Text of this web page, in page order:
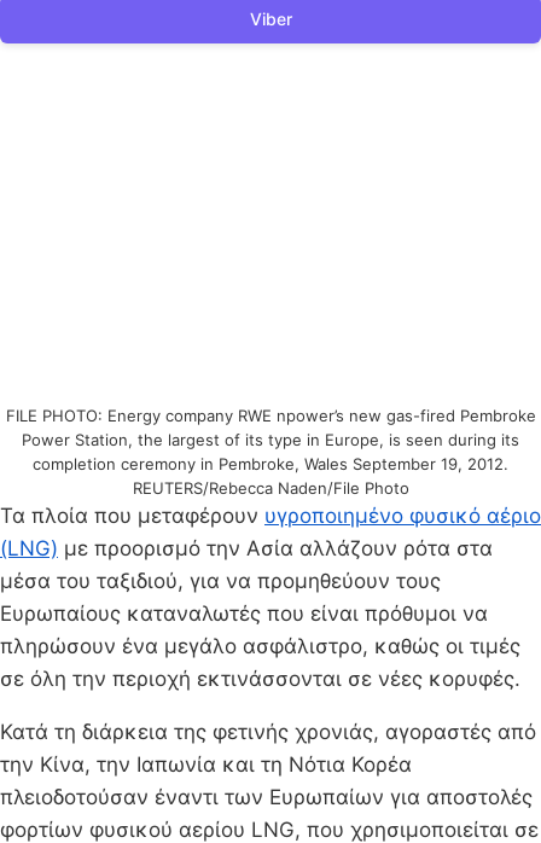
Viber
FILE PHOTO: Energy company RWE npower’s new gas-fired Pembroke
Power Station, the largest of its type in Europe, is seen during its
completion ceremony in Pembroke, Wales September 19, 2012.
REUTERS/Rebecca Naden/File Photo
Τα πλοία που μεταφέρουν υγροποιημένο φυσικό αέριο
(LNG) με προορισμό την Ασία αλλάζουν ρότα στα
μέσα του ταξιδιού, για να προμηθεύουν τους
Ευρωπαίους καταναλωτές που είναι πρόθυμοι να
πληρώσουν ένα μεγάλο ασφάλιστρο, καθώς οι τιμές
σε όλη την περιοχή εκτινάσσονται σε νέες κορυφές.
Κατά τη διάρκεια της φετινής χρονιάς, αγοραστές από
την Κίνα, την Ιαπωνία και τη Νότια Κορέα
πλειοδοτούσαν έναντι των Ευρωπαίων για αποστολές
φορτίων φυσικού αερίου LNG, που χρησιμοποιείται σε